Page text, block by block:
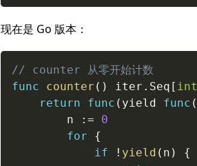
现在是 Go 版本：
// counter 从零开始计数
func
counter ( ) iter . Seq [ int
return
func ( yield func (
		n
:=
0
for
{
if
! yield ( n )
{